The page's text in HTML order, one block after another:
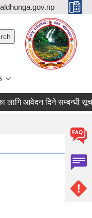
आवेदन दिने सम्बन्धी सूचना